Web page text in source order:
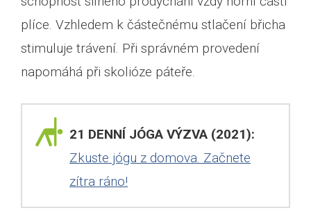
plíce. Vzhledem k částečnému stlačení břicha
stimuluje trávení. Při správném provedení
napomáhá při skolióze páteře.
21 DENNÍ JÓGA VÝZVA (2021):
Zkuste jógu z domova. Začnete
zítra ráno!